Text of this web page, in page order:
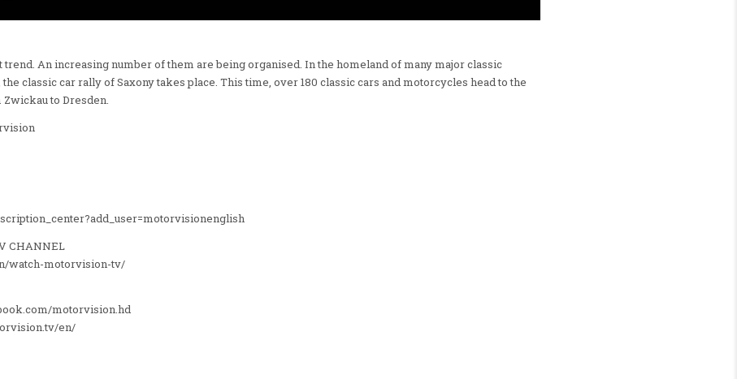
trend. An increasing number of them are being organised. In the homeland of many major classic
classic car rally of Saxony takes place. This time, over 180 classic cars and motorcycles head to the
to Dresden.
CHANNEL
watch-motorvision-tv/
motorvision.hd
en/